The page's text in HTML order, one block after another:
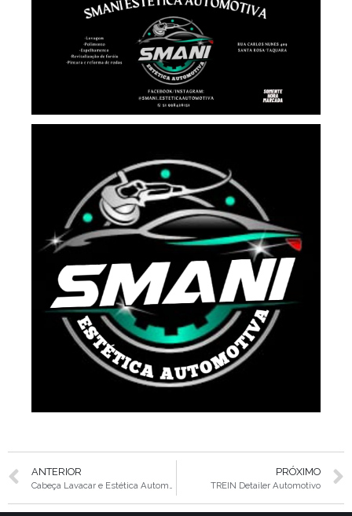
ANTERIOR PRÓXIMO
TREIN Detailer Automotivo